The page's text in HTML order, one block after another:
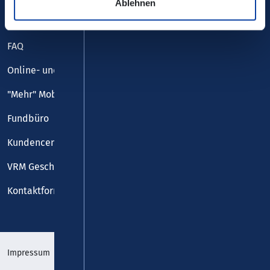
Ablehnen
Downloadcenter
FAQ
Online- und Handy-Tickets
"Mehr" Mobilität
Fundbüro
Kundencenter
VRM Geschäftsstelle
Kontaktformular
Impressum